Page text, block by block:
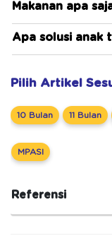
Makanan apa
Apa solusi anak
Pilih Artikel
10 Bulan 11 Bulan
MPASI
Referensi